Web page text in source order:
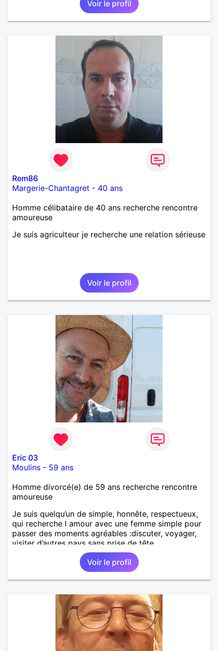
intense, remplie de joie, de tendresse et pourquoi
pas par la suite d'amour. Déjà dans un premier
temps, se connaître, puis s'apprécier et ensuite
d'étude, je ne me prends pas la tête sur ce niveau.
Mon meilleurs diplôme étant le CEP certificat
d'étude primaire. Avec ce diplôme on sait que je
sais lire, écrire et compter. En raison de mes
principes je ne corresponds pas avec les
demoiselles approchant les moins de 60 ans
Voir le profil
Rem86
Margerie-Chantagret - 40 ans
Homme célibataire de 40 ans recherche rencontre
amoureuse
Je suis agriculteur je recherche une relation sérieuse
Voir le profil
Eric 03
Moulins - 59 ans
Homme divorcé(e) de 59 ans recherche rencontre
amoureuse
Je suis quelqu’un de simple, honnête, respectueux,
qui recherche l amour avec une femme simple pour
passer des moments agréables :discuter, voyager,
visiter d’autres pays sans prise de tête.
Voir le profil